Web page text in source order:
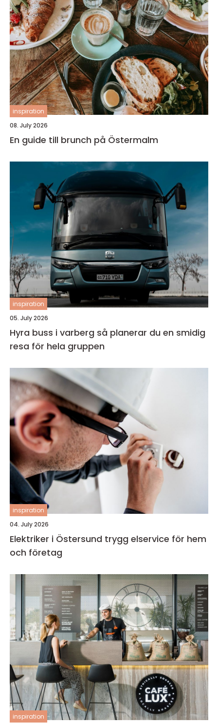
inspiration
08. July 2026
En guide till brunch på Östermalm
inspiration
05. July 2026
Hyra buss i varberg så planerar du en smidig
resa för hela gruppen
inspiration
04. July 2026
Elektriker i Östersund trygg elservice för hem
och företag
inspiration